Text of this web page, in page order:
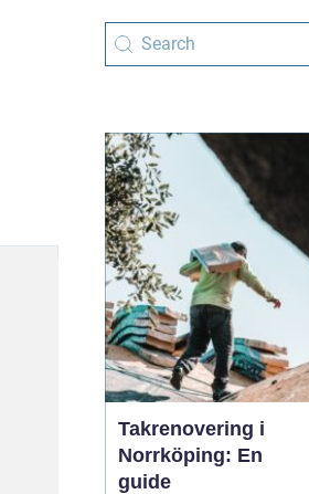
Takrenovering i
Norrköping: En
guide